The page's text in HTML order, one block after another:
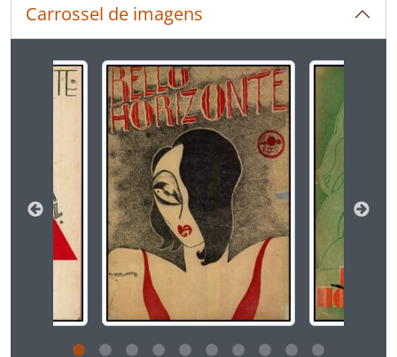
Carrossel de imagens
Ao alterar o slide atual deste carrossel, o título da